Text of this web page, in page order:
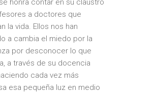
honra contar en su claustro
a doctores que
la vida. Ellos nos han
a cambia el miedo por la
por desconocer lo que
a través de su docencia
cada vez más
esa pequeña luz en medio